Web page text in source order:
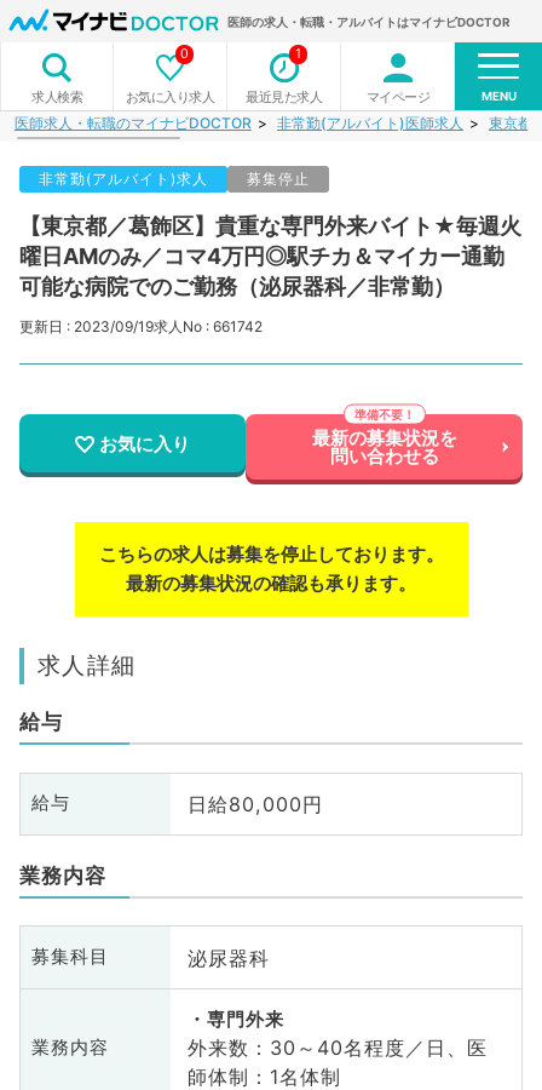
医師の求人・転職・アルバイトはマイナビDOCTOR
求人検索 お気に入り求人
0
最近見た求人
1
マイページ MENU
医師求人・転職のマイナビDOCTOR 非常勤(アルバイト)医師求人 東京都
非常勤(アルバイト)求人 募集停止
【東京都／葛飾区】貴重な専門外来バイト★毎週火
曜日AMのみ／コマ4万円◎駅チカ＆マイカー通勤
可能な病院でのご勤務（泌尿器科／非常勤）
更新日 : 2023/09/19求人No : 661742
お気に入り 最新の募集状況を
問い合わせる
こちらの求人は募集を停止しております。
最新の募集状況の確認も承ります。
求人詳細
給与
給与 日給80,000円
業務内容
募集科目 泌尿器科
業務内容
専門外来
外来数：30～40名程度／日、医
師体制：1名体制